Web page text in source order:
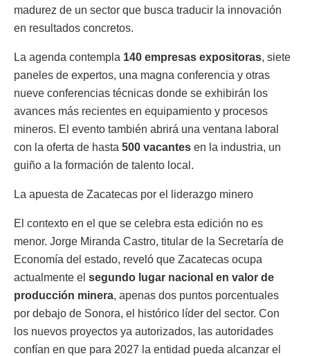
madurez de un sector que busca traducir la innovación
en resultados concretos.
La agenda contempla 140 empresas expositoras, siete
paneles de expertos, una magna conferencia y otras
nueve conferencias técnicas donde se exhibirán los
avances más recientes en equipamiento y procesos
mineros. El evento también abrirá una ventana laboral
con la oferta de hasta 500 vacantes en la industria, un
guiño a la formación de talento local.
La apuesta de Zacatecas por el liderazgo minero
El contexto en el que se celebra esta edición no es
menor. Jorge Miranda Castro, titular de la Secretaría de
Economía del estado, reveló que Zacatecas ocupa
actualmente el segundo lugar nacional en valor de
producción minera, apenas dos puntos porcentuales
por debajo de Sonora, el histórico líder del sector. Con
los nuevos proyectos ya autorizados, las autoridades
confían en que para 2027 la entidad pueda alcanzar el